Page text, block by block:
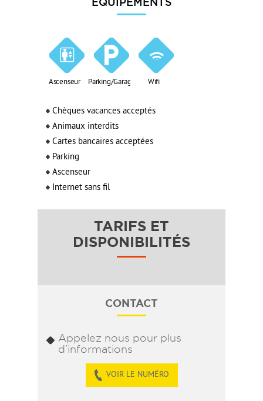
Ascenseur Parking/Garage Wifi
Chèques vacances acceptés
Animaux interdits
Cartes bancaires acceptées
Parking
Ascenseur
Internet sans fil
TARIFS ET
DISPONIBILITÉS
CONTACT
Appelez nous pour plus
d’informations
VOIR LE NUMÉRO